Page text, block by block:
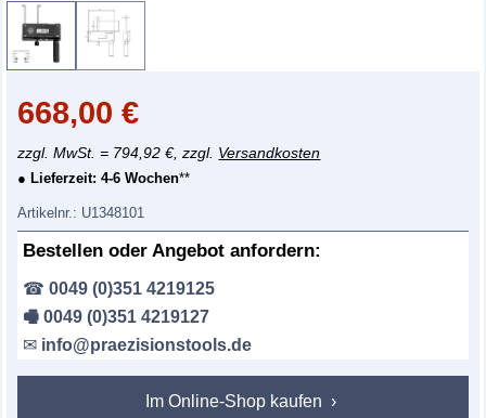
668,00€
zzgl. MwSt. = 794,92 €, zzgl. Versandkosten
● Lieferzeit:4-6 Wochen**
Artikelnr.: U1348101
Bestellen oder Angebot anfordern:
☎0049 (0)351 4219125
🖷 0049 (0)351 4219127
✉ info@praezisionstools.de
Im Online-Shop kaufen